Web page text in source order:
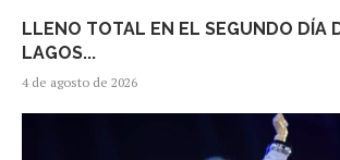
LLENO TOTAL EN EL SEGUNDO DÍA
LAGOS...
4 de agosto de 2026